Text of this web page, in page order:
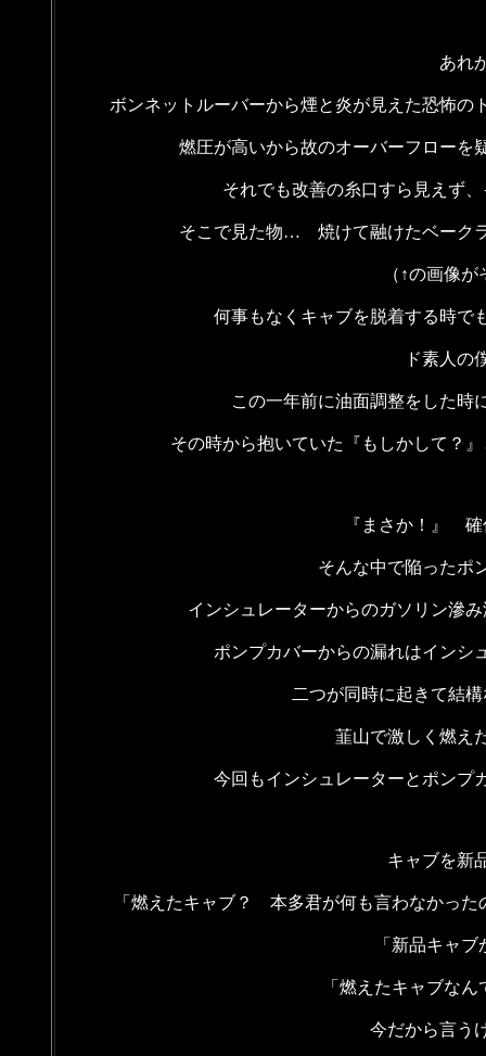
あれ
ボンネットルーバーから煙と炎が見えた恐怖
燃圧が高いから故のオーバーフローを
それでも改善の糸口すら見えず
そこで見た物… 焼けて融けたベーク
（↑の画像
何事もなくキャブを脱着する時で
ド素人の
この一年前に油面調整をした時
その時から抱いていた『もしかして？
『まさか！』
そんな中で陥ったポ
インシュレーターからのガソリン滲
ポンプカバーからの漏れはインシ
二つが同時に起きて結
韮山で激しく燃え
今回もインシュレーターとポンプ
キャブを新
「燃えたキャブ？ 本多君が何も言わなかっ
「新品キャ
「燃えたキャブな
今だから言う